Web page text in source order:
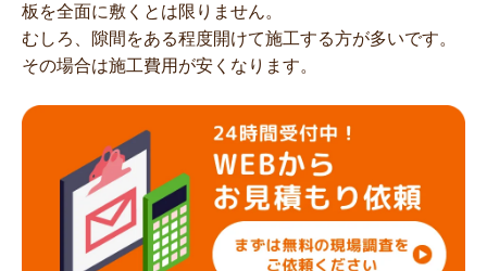
板を全面に敷くとは限りません。
むしろ、隙間をある程度開けて施工する方が多いです。
その場合は施工費用が安くなります。